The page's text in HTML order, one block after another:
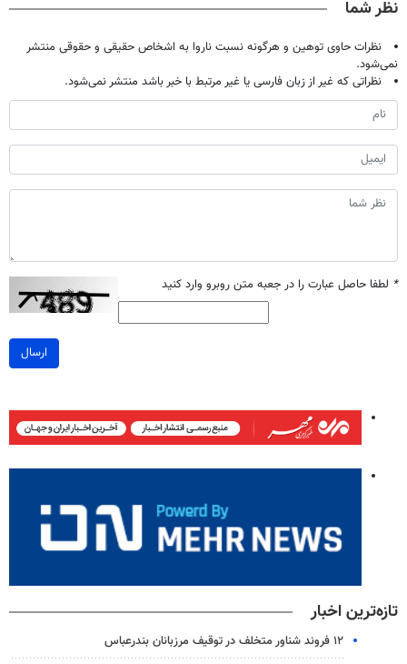
نظر شما
نظرات حاوی توهین و هرگونه نسبت ناروا به اشخاص حقیقی و حقوقی منتشر
نمی‌شود.
نظراتی که غیر از زبان فارسی یا غیر مرتبط با خبر باشد منتشر نمی‌شود.
* لطفا حاصل عبارت را در جعبه متن روبرو وارد کنید
ارسال
تازه‌ترین اخبار
۱۲ فروند شناور متخلف در توقیف مرزبانان بندرعباس